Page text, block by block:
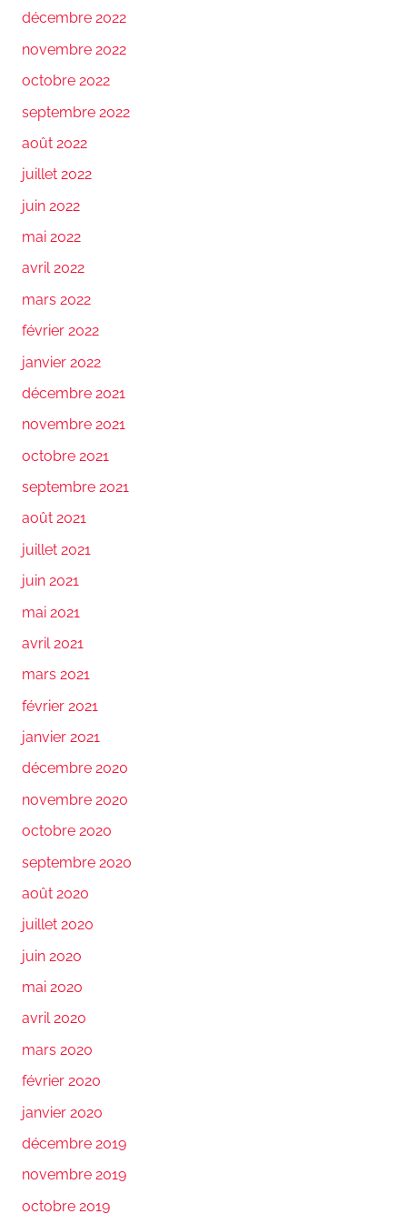
décembre 2022
novembre 2022
octobre 2022
septembre 2022
août 2022
juillet 2022
juin 2022
mai 2022
avril 2022
mars 2022
février 2022
janvier 2022
décembre 2021
novembre 2021
octobre 2021
septembre 2021
août 2021
juillet 2021
juin 2021
mai 2021
avril 2021
mars 2021
février 2021
janvier 2021
décembre 2020
novembre 2020
octobre 2020
septembre 2020
août 2020
juillet 2020
juin 2020
mai 2020
avril 2020
mars 2020
février 2020
janvier 2020
décembre 2019
novembre 2019
octobre 2019